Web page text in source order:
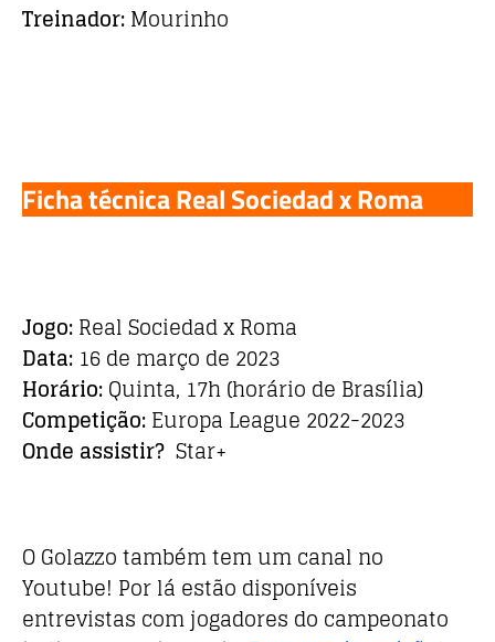
Treinador:Mourinho
Ficha técnica Real Sociedad x Roma
Jogo:Real Sociedad x Roma
Data: 16 de março de 2023
Horário:Quinta, 17h (horário de Brasília)
Competição:Europa League 2022-2023
Onde assistir? Star+
O Golazzo também tem um canal no
Youtube! Por lá estão disponíveis
entrevistas com jogadores do campeonato